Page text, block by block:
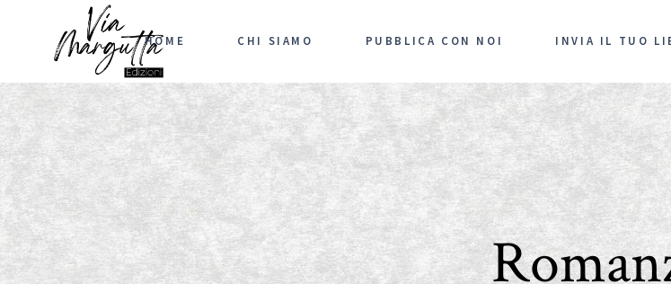
HOME CHI SIAMO PUBBLICA CON NOI INVIA IL TUO